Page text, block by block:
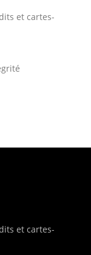
et cartes-
et cartes-